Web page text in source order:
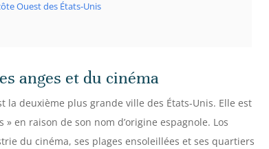
Ouest des États-Unis
anges et du cinéma
la deuxième plus grande ville des États-Unis. Elle est
» en raison de son nom d’origine espagnole. Los
du cinéma, ses plages ensoleillées et ses quartiers